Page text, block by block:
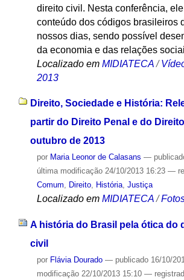
direito civil. Nesta conferência,
conteúdo dos códigos brasileiros
nossos dias, sendo possível
da economia e das relações
Localizado em MIDIATECA /
2013
Direito, Sociedade e História:
partir do Direito Penal e do
outubro de 2013
por Maria Leonor de Calasans —
última modificação24/10/2013 16:23 —
Comum, Direito, História, Justiça
Localizado em MIDIATECA /
A história do Brasil pela ótica do
civil
por Flávia Dourado — publicado16/10/
modificação22/10/2013 15:10 —